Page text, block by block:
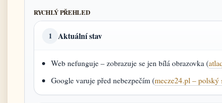
RYCHLÝ PŘEHLED
1 Aktuální stav
Web nefunguje – zobrazuje se jen bílá obrazovka (
Google varuje před nebezpečím (mecze24.pl – polský